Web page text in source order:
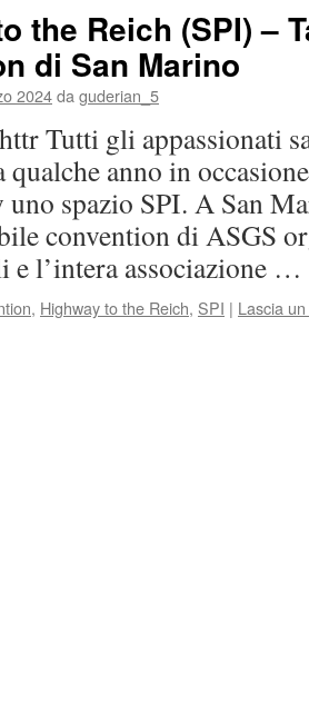
the Reich (SPI) –
di San Marino
2024da guderian_5
Tutti gli appassionati
qualche anno in
uno spazio SPI. A San
convention di ASGS
e l’intera associazione …
, Highway to the Reich, SPI | Lascia